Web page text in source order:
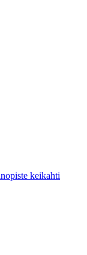
keikahti